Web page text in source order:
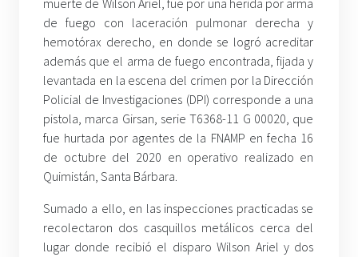
muerte de Wilson Ariel, fue por una herida por arma
de fuego con laceración pulmonar derecha y
hemotórax derecho, en donde se logró acreditar
además que el arma de fuego encontrada, fijada y
levantada en la escena del crimen por la Dirección
Policial de Investigaciones (DPI) corresponde a una
pistola, marca Girsan, serie T6368-11 G 00020, que
fue hurtada por agentes de la FNAMP en fecha 16
de octubre del 2020 en operativo realizado en
Quimistán, Santa Bárbara.
Sumado a ello, en las inspecciones practicadas se
recolectaron dos casquillos metálicos cerca del
lugar donde recibió el disparo Wilson Ariel y dos